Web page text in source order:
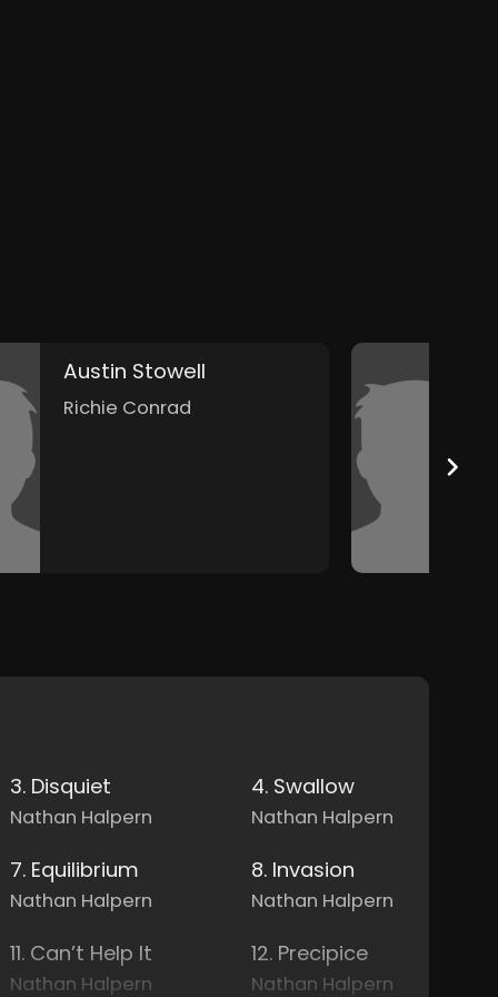
Austin Stowell
Richie Conrad
3. Disquiet
Nathan Halpern
4. Swallow
Nathan Halpern
7. Equilibrium
Nathan Halpern
8. Invasion
Nathan Halpern
11. Can’t Help It
Nathan Halpern
12. Precipice
Nathan Halpern